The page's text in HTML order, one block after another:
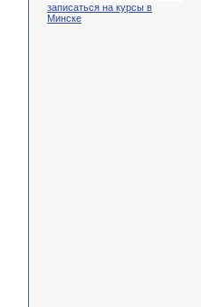
записаться на курсы в
Минске